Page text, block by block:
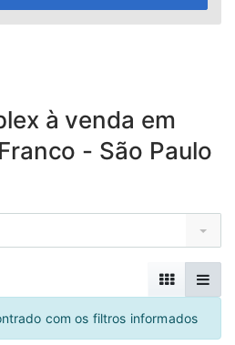
à venda em
- São Paulo
com os filtros informados